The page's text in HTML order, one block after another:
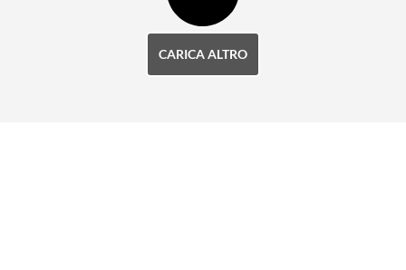
CARICA ALTRO